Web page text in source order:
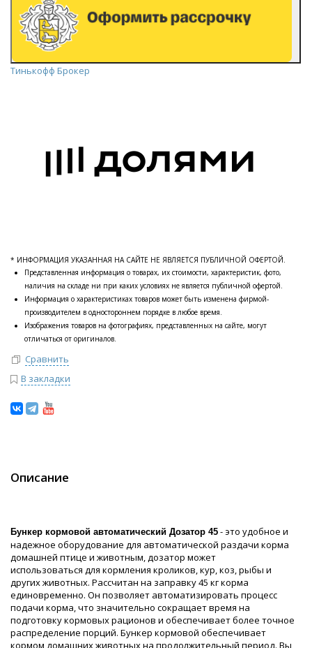
Тинькофф Брокер
* ИНФОРМАЦИЯ УКАЗАННАЯ НА САЙТЕ НЕ ЯВЛЯЕТСЯ ПУБЛИЧНОЙ ОФЕРТОЙ.
Представленная информация о товарах, их стоимости, характеристик, фото,
наличия на складе ни при каких условиях не является публичной офертой.
Информация о характеристиках товаров может быть изменена фирмой-
производителем в одностороннем порядке в любое время.
Изображения товаров на фотографиях, представленных на сайте, могут
отличаться от оригиналов.
Сравнить
В закладки
Описание
Бункер кормовой автоматический Дозатор 45 - это удобное и
надежное оборудование для автоматической раздачи корма
домашней птице и животным, дозатор может
использоваться для кормления кроликов, кур, коз, рыбы и
других животных. Рассчитан на заправку 45 кг корма
единовременно. Он позволяет автоматизировать процесс
подачи корма, что значительно сокращает время на
подготовку кормовых рационов и обеспечивает более точное
распределение порций. Бункер кормовой обеспечивает
кормом домашних животных на продолжительный период. Вы